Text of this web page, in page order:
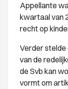
Appellante
kwartaal van
recht op
Verder stelde
van de
de Svb kan
vormt om